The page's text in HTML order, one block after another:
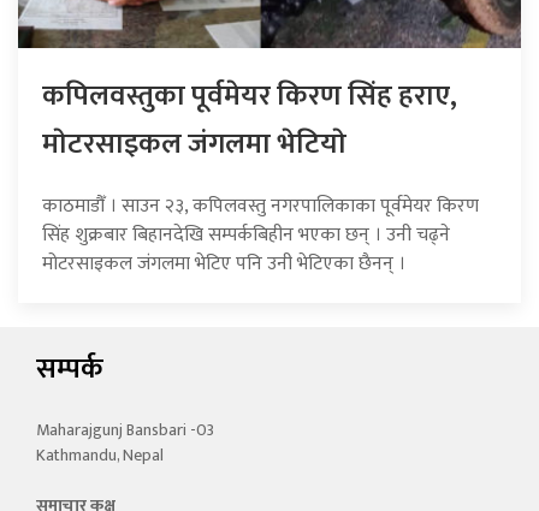
कपिलवस्तुका पूर्वमेयर किरण सिंह हराए,
माेटरसाइकल जंगलमा भेटियाे
काठमाडौँ । साउन २३, कपिलवस्तु नगरपालिकाका पूर्वमेयर किरण
सिंह शुक्रबार बिहानदेखि सम्पर्कबिहीन भएका छन् । उनी चढ्ने
मोटरसाइकल जंगलमा भेटिए पनि उनी भेटिएका छैनन् ।
सम्पर्क
Maharajgunj Bansbari -03
Kathmandu, Nepal
समाचार कक्ष